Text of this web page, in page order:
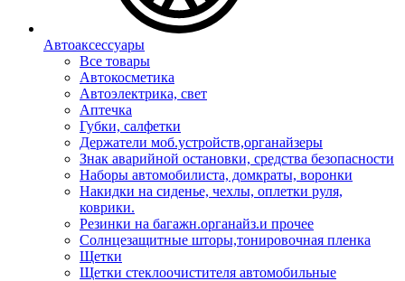
Автоаксессуары
Все товары
Автокосметика
Автоэлектрика, свет
Аптечка
Губки, салфетки
Держатели моб.устройств,органайзеры
Знак аварийной остановки, средства безопасности
Наборы автомобилиста, домкраты, воронки
Накидки на сиденье, чехлы, оплетки руля,
коврики.
Резинки на багажн.органайз.и прочее
Солнцезащитные шторы,тонировочная пленка
Щетки
Щетки стеклоочистителя автомобильные